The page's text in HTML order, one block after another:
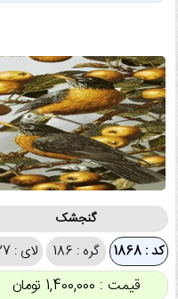
گنجشک
کد : 1868 گره : 186 لای : 427
قیمت : 1,400,000 تومان